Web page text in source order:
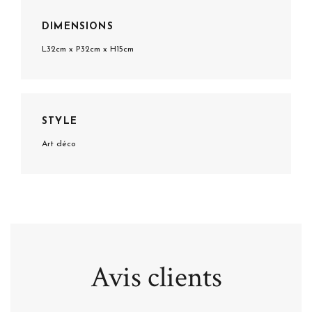
DIMENSIONS
L32cm x P32cm x H15cm
STYLE
Art déco
Avis clients